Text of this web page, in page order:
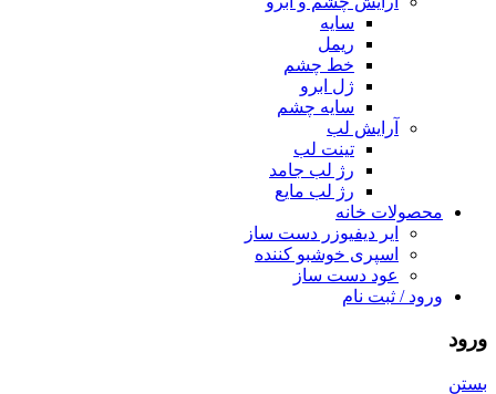
سایه
ریمل
خط چشم
ژل ابرو
سایه چشم
آرایش لب
تینت لب
رژ لب جامد
رژ لب مایع
محصولات خانه
ایر دیفیوزر دست ساز
اسپری خوشبو کننده
عود دست ساز
ورود / ثبت نام
ورود
بستن